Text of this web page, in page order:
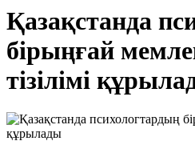
Қазақстанда
бірыңғай
тізілімі